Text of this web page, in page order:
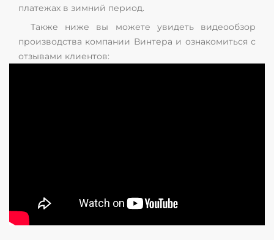
платежах в зимний период.
Также ниже вы можете увидеть видеообзор
производства компании Винтера и ознакомиться с
отзывами клиентов: